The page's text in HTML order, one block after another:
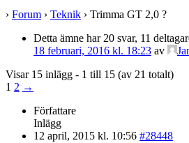
› Forum › Teknik › Trimma GT 2,0 ?
Detta ämne har 20 svar, 11
18 februari, 2016 kl. 18:23 av
Visar 15 inlägg - 1 till 15 (av 21 totalt)
1 2 →
Författare
Inlägg
12 april, 2015 kl. 10:56 #28448